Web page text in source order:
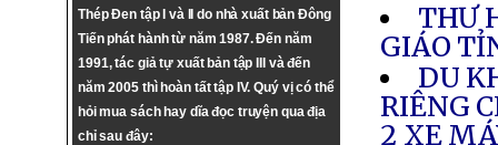
Thép Đen tập I và II do nhà xuất bản Đông
Tiến phát hành từ năm 1987. Đến năm
1991, tác giả tự xuất bản tập III và đến
năm 2005 thì hoàn tất tập IV. Quý vị có thể
hỏi mua sách hay dĩa đọc truyện qua địa
chỉ sau đây:
THƯ
GIÁO
DU
RIÊNG
2 XE